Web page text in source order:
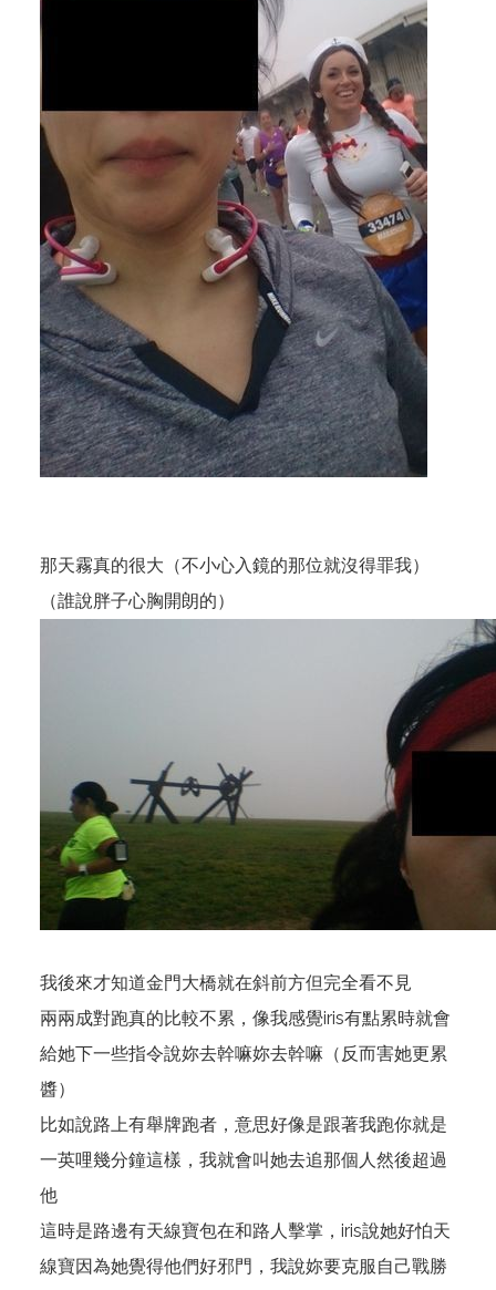
那天霧真的很大（不小心入鏡的那位就沒得罪我）
（誰說胖子心胸開朗的）
我後來才知道金門大橋就在斜前方但完全看不見
兩兩成對跑真的比較不累，像我感覺iris有點累時就會
給她下一些指令說妳去幹嘛妳去幹嘛（反而害她更累
醬）
比如說路上有舉牌跑者，意思好像是跟著我跑你就是
一英哩幾分鐘這樣，我就會叫她去追那個人然後超過
他
這時是路邊有天線寶包在和路人擊掌，iris說她好怕天
線寶因為她覺得他們好邪門，我說妳要克服自己戰勝